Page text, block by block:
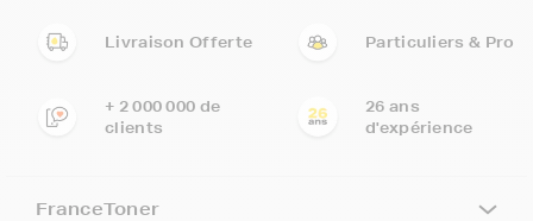
Livraison Offerte Particuliers & Pro
+ 2 000 000 de
clients
26 ans
d'expérience
FranceToner